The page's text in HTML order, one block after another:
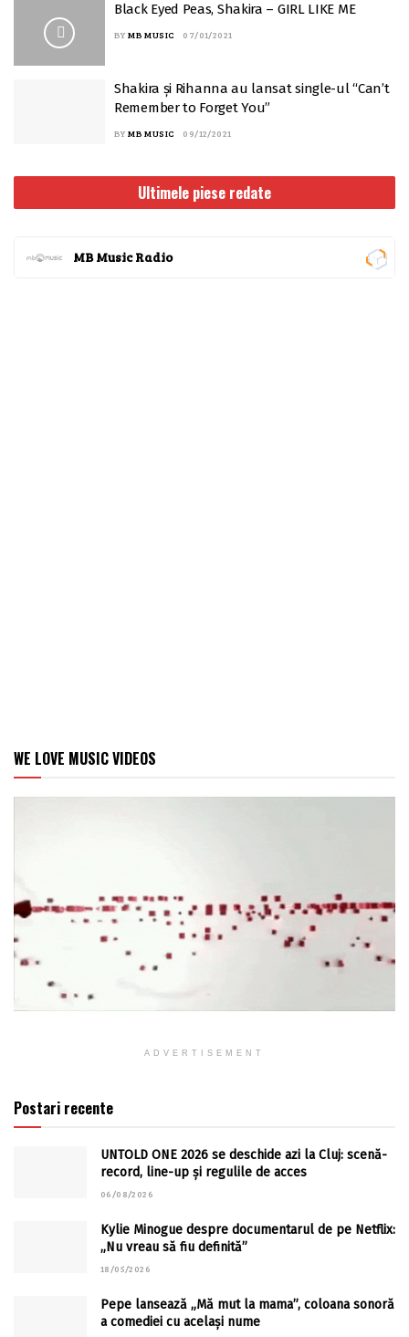
Black Eyed Peas, Shakira – GIRL LIKE ME
BY MB MUSIC 07/01/2021
Shakira şi Rihanna au lansat single-ul “Can’t
Remember to Forget You”
BY MB MUSIC 09/12/2021
Ultimele piese redate
MB Music Radio
WE LOVE MUSIC VIDEOS
ADVERTISEMENT
Postari recente
UNTOLD ONE 2026 se deschide azi la Cluj: scenă-
record, line-up și regulile de acces
06/08/2026
Kylie Minogue despre documentarul de pe Netflix:
„Nu vreau să fiu definită”
18/05/2026
Pepe lansează „Mă mut la mama”, coloana sonoră
a comediei cu același nume